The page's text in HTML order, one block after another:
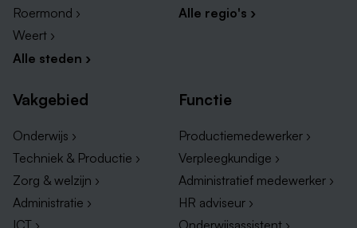
Roermond ›
Weert ›
Alle steden ›
Alle regio's ›
Vakgebied
Onderwijs ›
Techniek & Productie ›
Zorg & welzijn ›
Administratie ›
ICT ›
Functie
Productiemedewerker ›
Verpleegkundige ›
Administratief medewerker ›
HR adviseur ›
Onderwijsassistent ›